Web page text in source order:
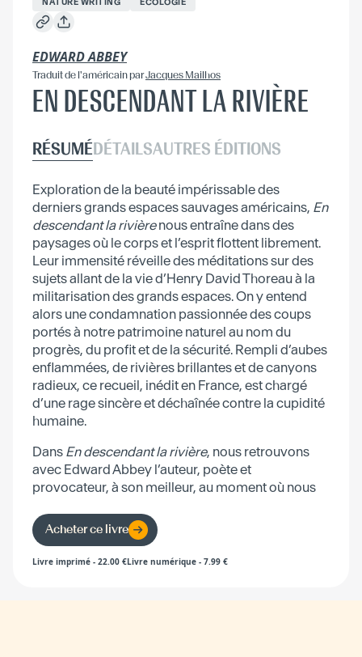
EDWARD ABBEY
Traduitde l'américainparJacques Mailhos
EN DESCENDANT LA RIVIÈRE
RÉSUMÉDÉTAILSAUTRES ÉDITIONS
Exploration de la beauté impérissable des
derniers grands espaces sauvages américains, En
descendant la rivièrenous entraîne dans des
paysages où le corps et l’esprit flottent librement.
Leur immensité réveille des méditations sur des
sujets allant de la vie d’Henry David Thoreau à la
militarisation des grands espaces. On y entend
alors une condamnation passionnée des coups
portés à notre patrimoine naturel au nom du
progrès, du profit et de la sécurité. Rempli d’aubes
enflammées, de rivières brillantes et de canyons
radieux, ce recueil, inédit en France, est chargé
d’une rage sincère et déchaînée contre la cupidité
humaine.
Dans En descendant la rivière, nous retrouvons
avec Edward Abbey l’auteur, poète et
provocateur, à son meilleur, au moment où nous
Acheter ce livre
Livre imprimé - 22.00 €Livre numérique - 7.99 €